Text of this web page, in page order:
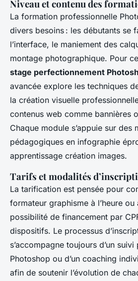
Niveau et contenu des
La formation professionnelle
divers besoins : les débutants se
l’interface, le maniement des
montage photographique. Pour
stage perfectionnement
avancée explore les techniques
la création visuelle
contenus web comme bannières
Chaque module s’appuie sur des
pédagogiques en infographie
apprentissage création images.
Tarifs et modalités
La tarification est pensée pour
formateur graphisme à l’heure
possibilité de financement par
dispositifs. Le processus
s’accompagne toujours d’un
Photoshop ou d’un coaching
afin de soutenir l’évolution de